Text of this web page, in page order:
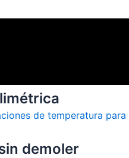
de temperatura
demoler